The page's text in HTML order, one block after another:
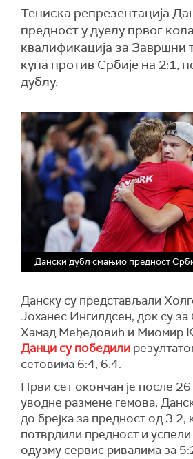
Тениска репрезентација
предност у дуелу првог кола
квалификација за Завршни
купа против Србије на 2:1,
дублу.
Дански дубл смањио предност
Данску су представљали
Јоханес Ингилдсен, док су за
Хамад Међедовић и Миомир
Данци су победили
сетовима 6:4, 6.4.
Први сет окончан је после
уводне размене гемова,
до брејка за предност од 3:2,
потврдили предност и успели
одузму сервис ривалима за